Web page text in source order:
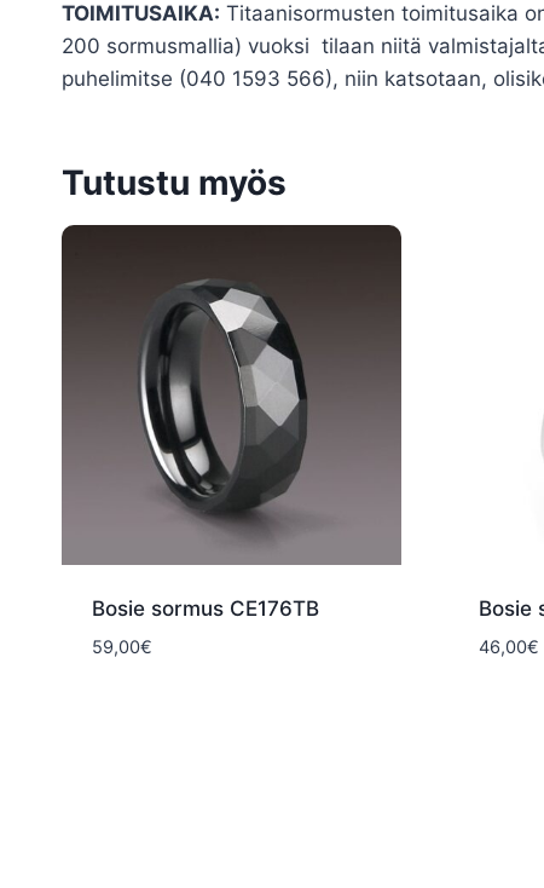
TOIMITUSAIKA: Titaanisormusten toimitusaika
200 sormusmallia) vuoksi tilaan niitä
puhelimitse (040 1593 566), niin katsotaan,
Tutustu myös
Bosie sormus CE176TB
59,00€
Bosie
46,00€